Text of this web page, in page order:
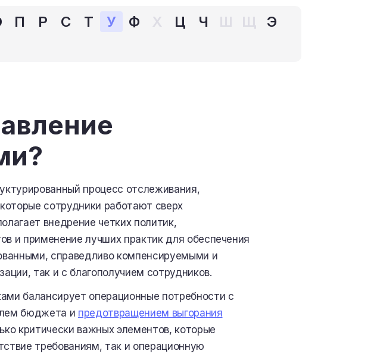
П Р С Т У Ф Х Ц Ч Ш Щ
Э
процесс отслеживания,
сотрудники работают сверх
внедрение четких политик,
и применение лучших практик для обеспечения
справедливо компенсируемыми и
так и с благополучием сотрудников.
балансирует операционные потребности с
бюджета и предотвращением выгорания
критически важных элементов, которые
требованиям, так и операционную